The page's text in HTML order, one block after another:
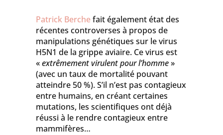
Patrick Berchefait également état des
récentes controverses à propos de
manipulations génétiques sur le virus
H5N1 de la grippe aviaire. Ce virus est
«extrêmement virulent pour l’homme»
(avec un taux de mortalité pouvant
atteindre 50 %). S’il n’est pas contagieux
entre humains, en créant certaines
mutations, les scientifiques ont déjà
réussi à le rendre contagieux entre
mammifères…